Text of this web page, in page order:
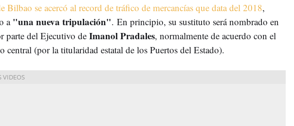
Bilbao se acercó al record de tráfico de mercancías que data del 2018,
a "una nueva tripulación". En principio, su sustituto será nombrado en
parte del Ejecutivo de Imanol Pradales, normalmente de acuerdo con el
central (por la titularidad estatal de los Puertos del Estado).